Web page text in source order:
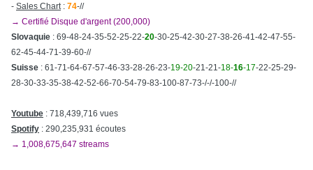
- Sales Chart : 74-//
→ Certifié Disque d'argent (200,000)
Slovaquie : 69-48-24-35-52-25-22-20-30-25-42-30-27-38-26-41-42-47-55-
62-45-44-71-39-60-//
Suisse : 61-71-64-67-57-46-33-28-26-23-19-20-21-21-18-16-17-22-25-29-
28-30-33-35-38-42-52-66-70-54-79-83-100-87-73-/-/-100-//
Youtube : 718,439,716 vues
Spotify : 290,235,931 écoutes
→ 1,008,675,647 streams